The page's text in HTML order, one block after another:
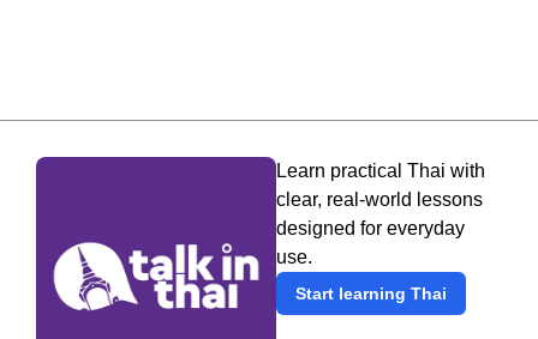
Learn practical Thai with
clear, real-world lessons
designed for everyday
use.
Start learning Thai